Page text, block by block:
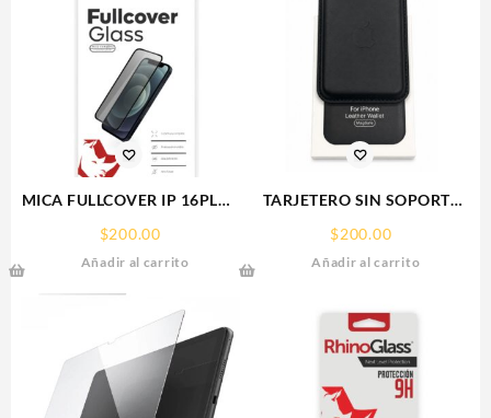
MICA FULLCOVER IP 16PLUS
$200.00
Añadir al carrito
TARJETERO SIN SOPORTE
LEATHER WALLET MAGSAFE
$200.00
Añadir al carrito